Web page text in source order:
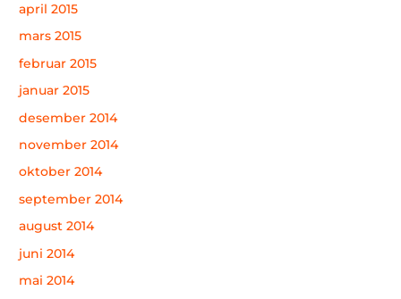
april 2015
mars 2015
februar 2015
januar 2015
desember 2014
november 2014
oktober 2014
september 2014
august 2014
juni 2014
mai 2014